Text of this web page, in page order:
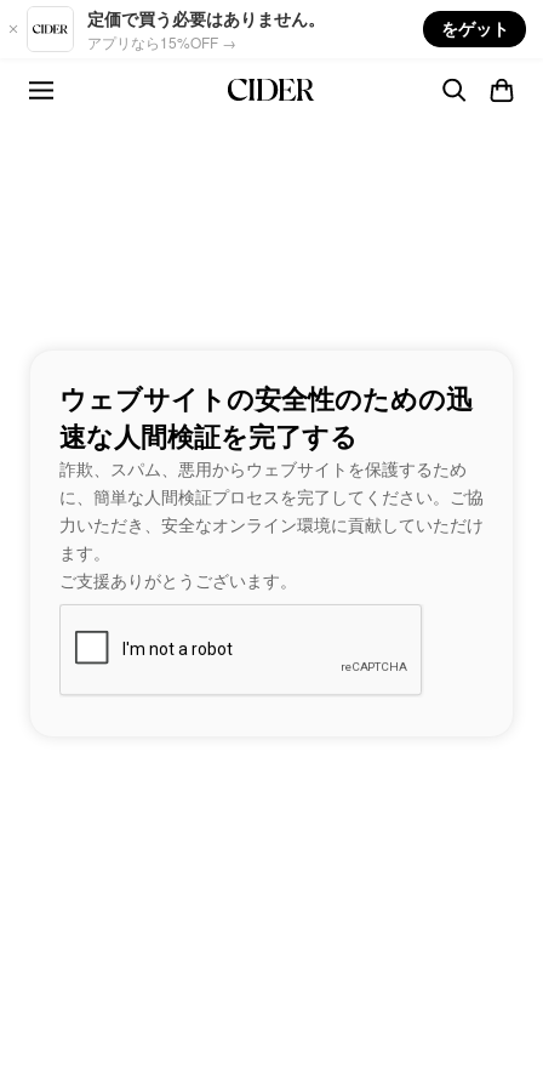
Skip to main content
定価で買う必要はありません。
アプリなら15%OFF →
をゲット
ウェブサイトの安全性のための迅
速な人間検証を完了する
詐欺、スパム、悪用からウェブサイトを保護するため
に、簡単な人間検証プロセスを完了してください。ご協
力いただき、安全なオンライン環境に貢献していただけ
ます。
ご支援ありがとうございます。